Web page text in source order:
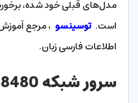
است.توسینسو ، مرجع
اطلاعات فارسی زبان.
سرور شبکه Inspur NF 8480